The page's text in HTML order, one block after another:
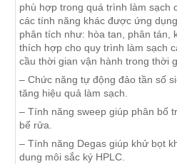
phù hợp trong quá trình làm sạch
các tính năng khác được ứng
phân tích như: hòa tan, phân tán,
thích hợp cho quy trình làm sạch
cầu thời gian vận hành trong thời
– Chức năng tự động đảo tần số
tăng hiệu quả làm sạch.
– Tính năng sweep giúp phân bố
bể rửa.
– Tính năng Degas giúp khử bọt
dung môi sắc ký HPLC.